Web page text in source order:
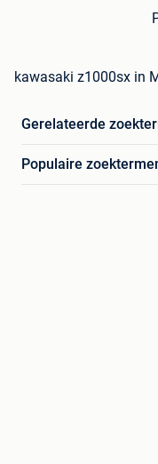
kawasaki z1000sx in
Gerelateerde
Populaire